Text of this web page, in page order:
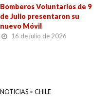
Bomberos Voluntarios de 9
de Julio presentaron su
nuevo Móvil
16 de julio de 2026
NOTICIAS • CHILE